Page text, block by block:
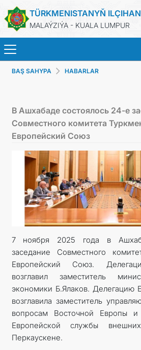
TÜRKMENISTANYŇ
MALAÝZIÝA - KUALA LUMPUR
BAŞ SAHYPA
TÜRKMENISTAN
KONSULLYK
DIM
INVEST TO
ARAGATNAŞYK
BAŞ SAHYPA HABARLAR
В Ашхабаде состоялось 24-е
Совместного комитета
Европейский Союз
7 ноября 2025 года в
заседание Совместного
Европейский Союз.
возглавил заместитель
экономики Б.Ялаков. Делегацию
возглавила заместитель
вопросам Восточной Европы
Европейской службы
Перкаускене.